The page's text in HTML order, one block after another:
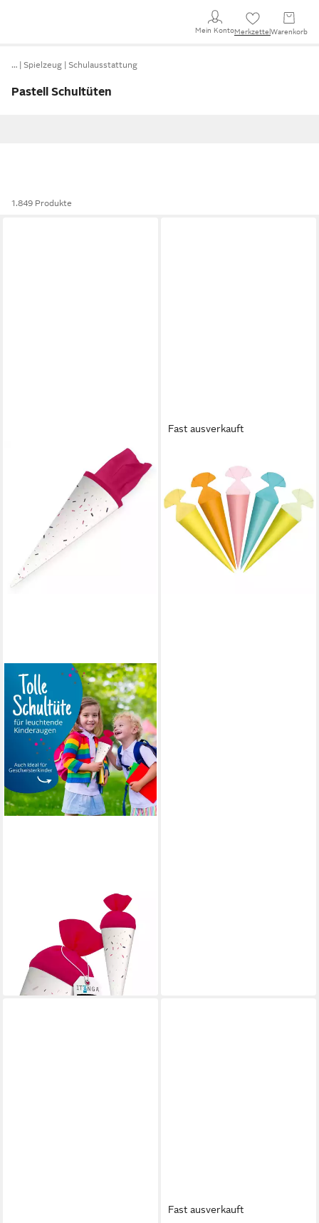
Mein KontoMerkzettel Warenkorb
… Spielzeug Schulausstattung
Pastell Schultüten
1.849 Produkte
Schultüte itenga Geschwister
Schultüte 35cm "Muster
Memphis" Rosa Lila Pastell
8,29 €
lieferbar - in 4-5 Werktagen bei dir
Fast ausverkauft
Schultüte Geschenktüte
Pastell, 22 cm, rund, 5er Set,
mit Kreppverschluss
20,59 €
lieferbar - in 2-3 Werktagen bei dir
Fast ausverkauft